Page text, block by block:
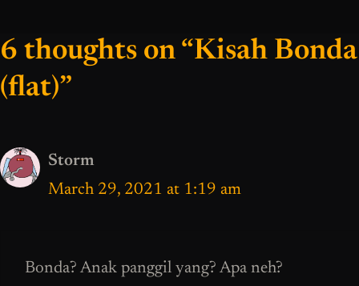
6 thoughts on “Kisah Bonda
(flat)”
Storm
March 29, 2021 at 1:19 am
Bonda? Anak panggil yang? Apa neh?